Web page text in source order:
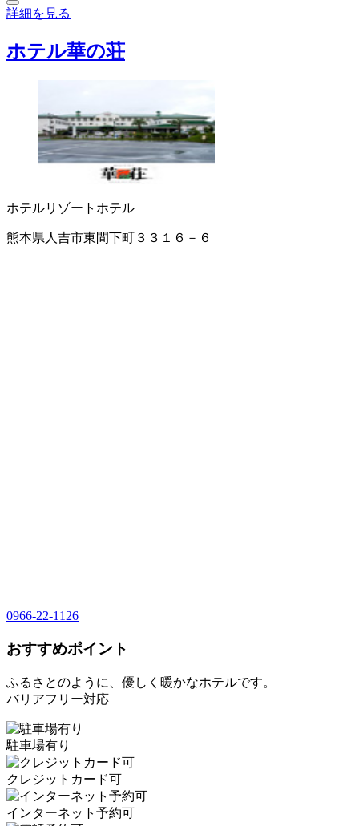
詳細を見る
ホテル華の荘
ホテルリゾートホテル
熊本県人吉市東間下町３３１６－６
0966-22-1126
おすすめポイント
ふるさとのように、優しく暖かなホテルです。
バリアフリー対応
駐車場有り
クレジットカード可
インターネット予約可